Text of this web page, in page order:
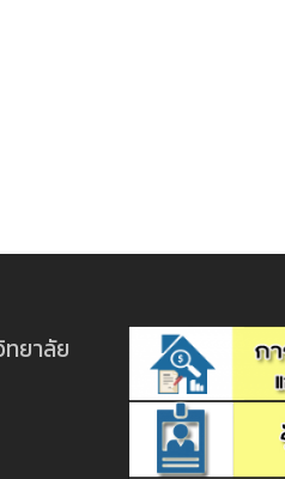
ทยาลัย